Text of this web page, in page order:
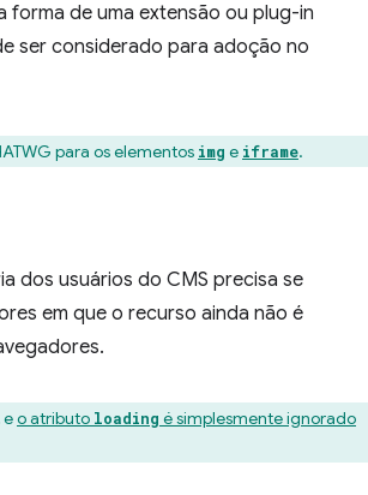
de uma extensão ou plug-in
ser considerado para adoção no
para os elementos img e iframe.
dos usuários do CMS precisa se
em que o recurso ainda não é
eo atributo loading é simplesmente ignorado